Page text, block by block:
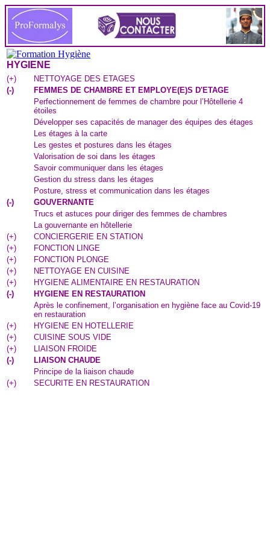
HYGIENE
(+)
NETTOYAGE DES ETAGES
(-)
FEMMES DE CHAMBRE ET EMPLOYE(E)S D'ETAGE
Perfectionnement de femmes de chambre pour l’Hôtellerie 4
étoiles
Développer ses capacités de manager des équipes des étages
Les étages à la carte
Les gestes et postures dans les étages
Valorisation de soi dans les étages
Savoir communiquer dans les étages
Gestion du stress dans les étages
Posture, stress et communication dans les étages
(-)
GOUVERNANTE
Trucs et astuces pour diriger des femmes de chambres
La gouvernante en hôtellerie
(+)
CONCIERGERIE EN STATION
(+)
FONCTION LINGE
(+)
FONCTION PLONGE
(+)
NETTOYAGE EN CUISINE
(+)
HYGIENE ALIMENTAIRE EN RESTAURATION
(-)
HYGIENE EN RESTAURATION
Après le confinement, l’organisation en hygiène face au Covid-19
en restauration
(+)
HYGIENE EN HOTELLERIE
(+)
CUISINE SOUS VIDE
(+)
LIAISON FROIDE
(-)
LIAISON CHAUDE
Principe de la liaison chaude
(+) SECURITE EN RESTAURATION